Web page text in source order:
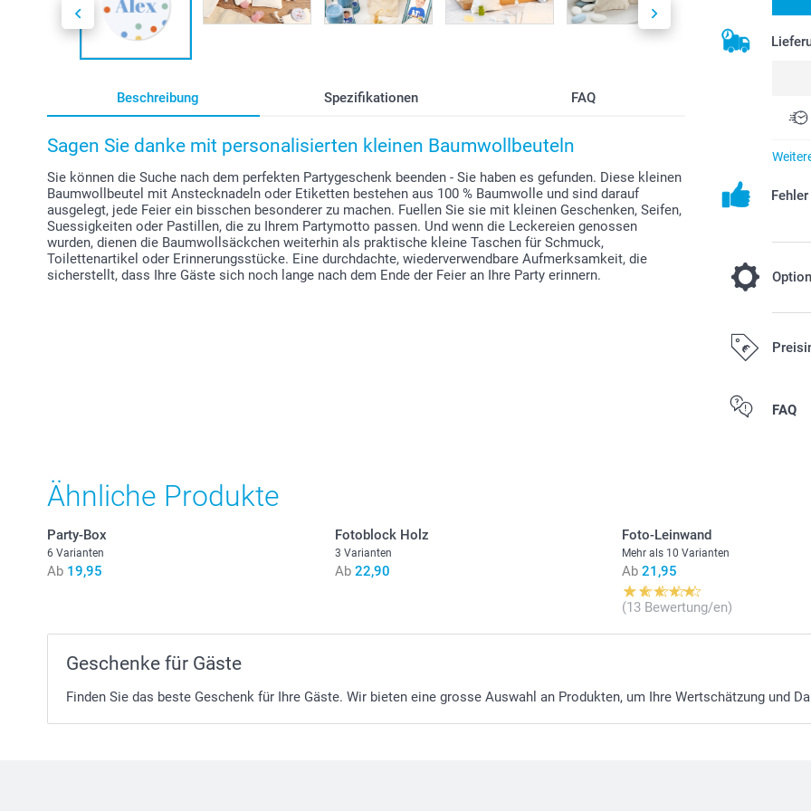
Beschreibung Spezifikationen FAQ
Sagen Sie danke mit personalisierten kleinen Baumwollbeuteln
Sie können die Suche nach dem perfekten Partygeschenk beenden - Sie haben es gefunden. Diese kleinen
Baumwollbeutel mit Anstecknadeln oder Etiketten bestehen aus 100 % Baumwolle und sind darauf
ausgelegt, jede Feier ein bisschen besonderer zu machen. Fuellen Sie sie mit kleinen Geschenken, Seifen,
Suessigkeiten oder Pastillen, die zu Ihrem Partymotto passen. Und wenn die Leckereien genossen
wurden, dienen die Baumwollsäckchen weiterhin als praktische kleine Taschen für Schmuck,
Toilettenartikel oder Erinnerungsstücke. Eine durchdachte, wiederverwendbare Aufmerksamkeit, die
sicherstellt, dass Ihre Gäste sich noch lange nach dem Ende der Feier an Ihre Party erinnern.
Füllen
Preis und
12
Find the
finden Sie
aufbewahren
Alle Preise
FAQ
Ähnliche Produkte
Party-Box
6 Varianten
Ab 19,95
Fotoblock Holz
3 Varianten
Ab 22,90
Foto-Leinwand
Mehr als 10 Varianten
Ab 21,95
(13 Bewertung/en)
Geschenke für Gäste
Finden Sie das beste Geschenk für Ihre Gäste. Wir bieten eine grosse Auswahl an Produkten, um Ihre Wertschätzung und